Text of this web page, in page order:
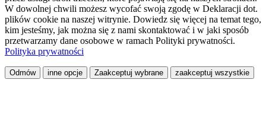
W dowolnej chwili możesz wycofać swoją zgodę w Deklaracji dot.
plików cookie na naszej witrynie. Dowiedz się więcej na temat tego,
kim jesteśmy, jak można się z nami skontaktować i w jaki sposób
przetwarzamy dane osobowe w ramach Polityki prywatności.
Polityka prywatności
Odmów inne opcje Zaakceptuj wybrane zaakceptuj wszystkie